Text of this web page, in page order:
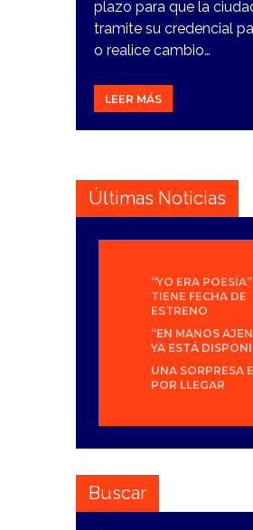
plazo para que la
tramite su credencial
o realice cambio…
LEER MÁS
Últimas Noticias
“YO ERA
TIENE FECHA DE
ESTRENO
“EN MANOS
YA ESTÁ
UNA SORPRESA
POR LLEGAR
Buscar